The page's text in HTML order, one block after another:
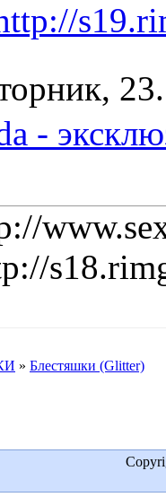
-
» Блестяшки (Glitter)